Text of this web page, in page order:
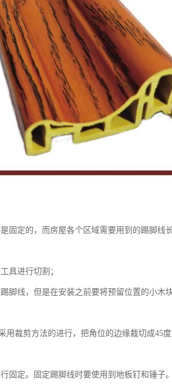
固定的，而房屋各个区域需要用到的踢脚线
具进行切割；
脚线，但是在安装之前要将预留位置的小木
用裁剪方法的进行，把角位的边缘裁切成45
固定。固定踢脚线时要使用到地板钉和锤子